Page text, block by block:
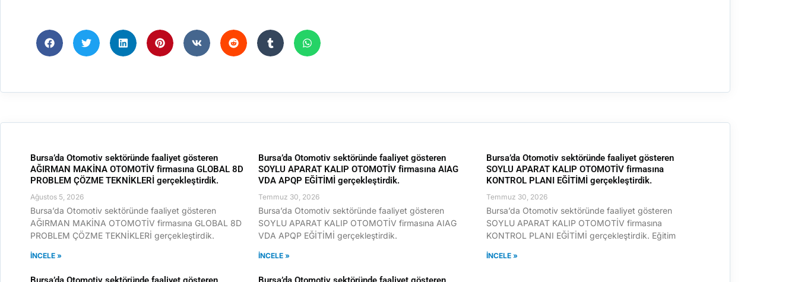
Bursa’da Otomotiv sektöründe faaliyet gösteren
AĞIRMAN MAKİNA OTOMOTİV firmasına GLOBAL 8D
PROBLEM ÇÖZME TEKNİKLERİ gerçekleştirdik.
Ağustos 5, 2026
Bursa’da Otomotiv sektöründe faaliyet gösteren
AĞIRMAN MAKİNA OTOMOTİV firmasına GLOBAL 8D
PROBLEM ÇÖZME TEKNİKLERİ gerçekleştirdik.
İNCELE »
Bursa’da Otomotiv sektöründe faaliyet gösteren
SOYLU APARAT KALIP OTOMOTİV firmasına AIAG
VDA APQP EĞİTİMİ gerçekleştirdik.
Temmuz 30, 2026
Bursa’da Otomotiv sektöründe faaliyet gösteren
SOYLU APARAT KALIP OTOMOTİV firmasına AIAG
VDA APQP EĞİTİMİ gerçekleştirdik.
İNCELE »
Bursa’da Otomotiv sektöründe faaliyet gösteren
SOYLU APARAT KALIP OTOMOTİV firmasına
KONTROL PLANI EĞİTİMİ gerçekleştirdik.
Temmuz 30, 2026
Bursa’da Otomotiv sektöründe faaliyet gösteren
SOYLU APARAT KALIP OTOMOTİV firmasına
KONTROL PLANI EĞİTİMİ gerçekleştirdik. Eğitim
İNCELE »